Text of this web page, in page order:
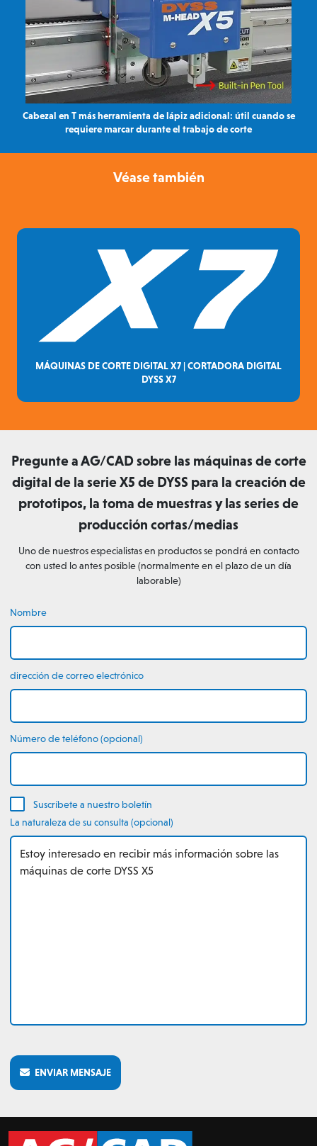
Cabezal en T más herramienta de lápiz adicional: útil cuando se
requiere marcar durante el trabajo de corte
Véase también
MÁQUINAS DE CORTE DIGITAL X7 | CORTADORA DIGITAL
DYSS X7
Pregunte a AG/CAD sobre las máquinas de corte
digital de la serie X5 de DYSS para la creación de
prototipos, la toma de muestras y las series de
producción cortas/medias
Uno de nuestros especialistas en productos se pondrá en contacto
con usted lo antes posible (normalmente en el plazo de un día
laborable)
Nombre
dirección de correo electrónico
Número de teléfono (opcional)
Suscríbete a nuestro boletín
La naturaleza de su consulta (opcional)
ENVIAR MENSAJE